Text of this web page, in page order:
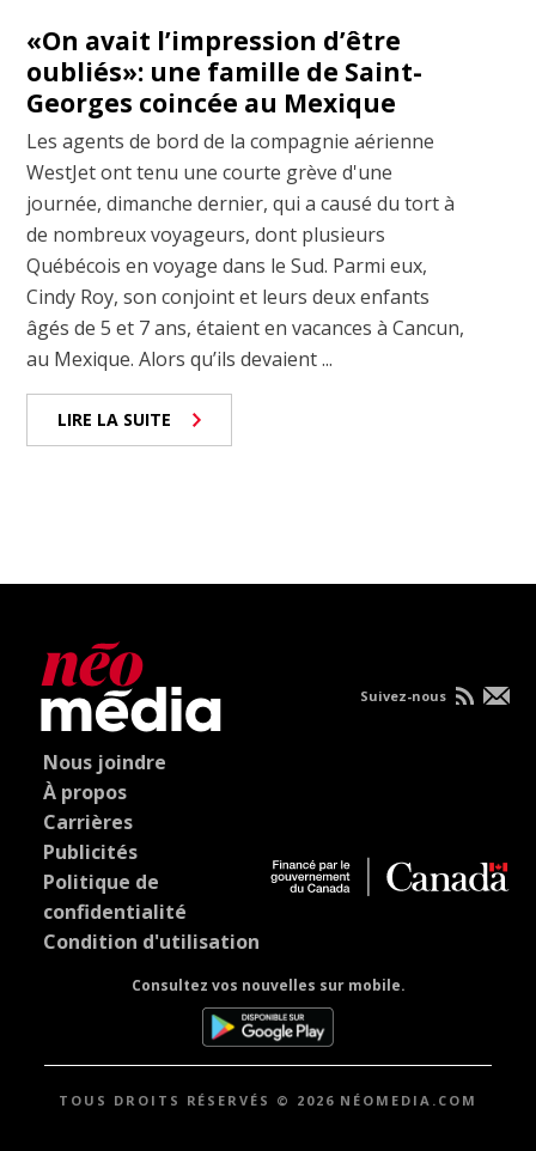
«On avait l’impression d’être
oubliés»: une famille de Saint-
Georges coincée au Mexique
Les agents de bord de la compagnie aérienne
WestJet ont tenu une courte grève d'une
journée, dimanche dernier, qui a causé du tort à
de nombreux voyageurs, dont plusieurs
Québécois en voyage dans le Sud. Parmi eux,
Cindy Roy, son conjoint et leurs deux enfants
âgés de 5 et 7 ans, étaient en vacances à Cancun,
au Mexique. Alors qu’ils devaient ...
LIRE LA SUITE
Nous joindre
À propos
Carrières
Publicités
Politique de
confidentialité
Condition d'utilisation
Consultez vos nouvelles sur mobile.
Suivez-nous
TOUS DROITS RÉSERVÉS © 2026 NÉOMEDIA.COM